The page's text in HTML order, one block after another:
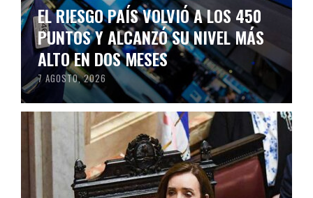
EL RIESGO PAÍS VOLVIÓ A LOS 450
PUNTOS Y ALCANZÓ SU NIVEL MÁS
ALTO EN DOS MESES
7 AGOSTO, 2026